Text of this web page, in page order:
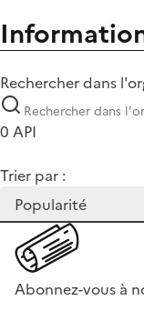
Rechercher dans
0 API
Trier par :
Abonnez-vous à